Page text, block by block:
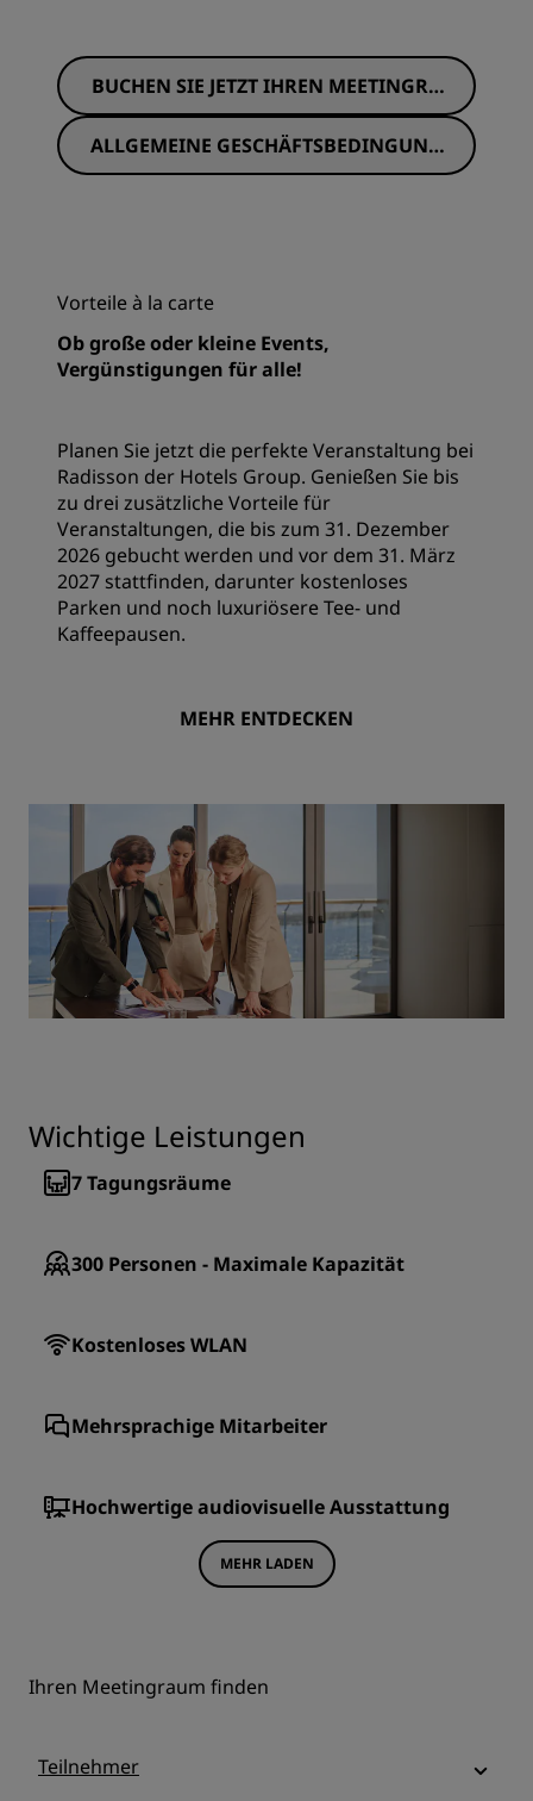
BUCHEN SIE JETZT IHREN MEETINGRA
UM
ALLGEMEINE GESCHÄFTSBEDINGUNG
EN
Vorteile à la carte
Ob große oder kleine Events,
Vergünstigungen für alle!
Planen Sie jetzt die perfekte Veranstaltung bei
Radisson der Hotels Group. Genießen Sie bis
zu drei zusätzliche Vorteile für
Veranstaltungen, die bis zum 31. Dezember
2026 gebucht werden und vor dem 31. März
2027 stattfinden, darunter kostenloses
Parken und noch luxuriösere Tee- und
Kaffeepausen.
MEHR ENTDECKEN
Wichtige Leistungen
7Tagungsräume
300 Personen - Maximale Kapazität
Kostenloses WLAN
Mehrsprachige Mitarbeiter
Hochwertige audiovisuelle Ausstattung
MEHR LADEN
Ihren Meetingraum finden
Teilnehmer